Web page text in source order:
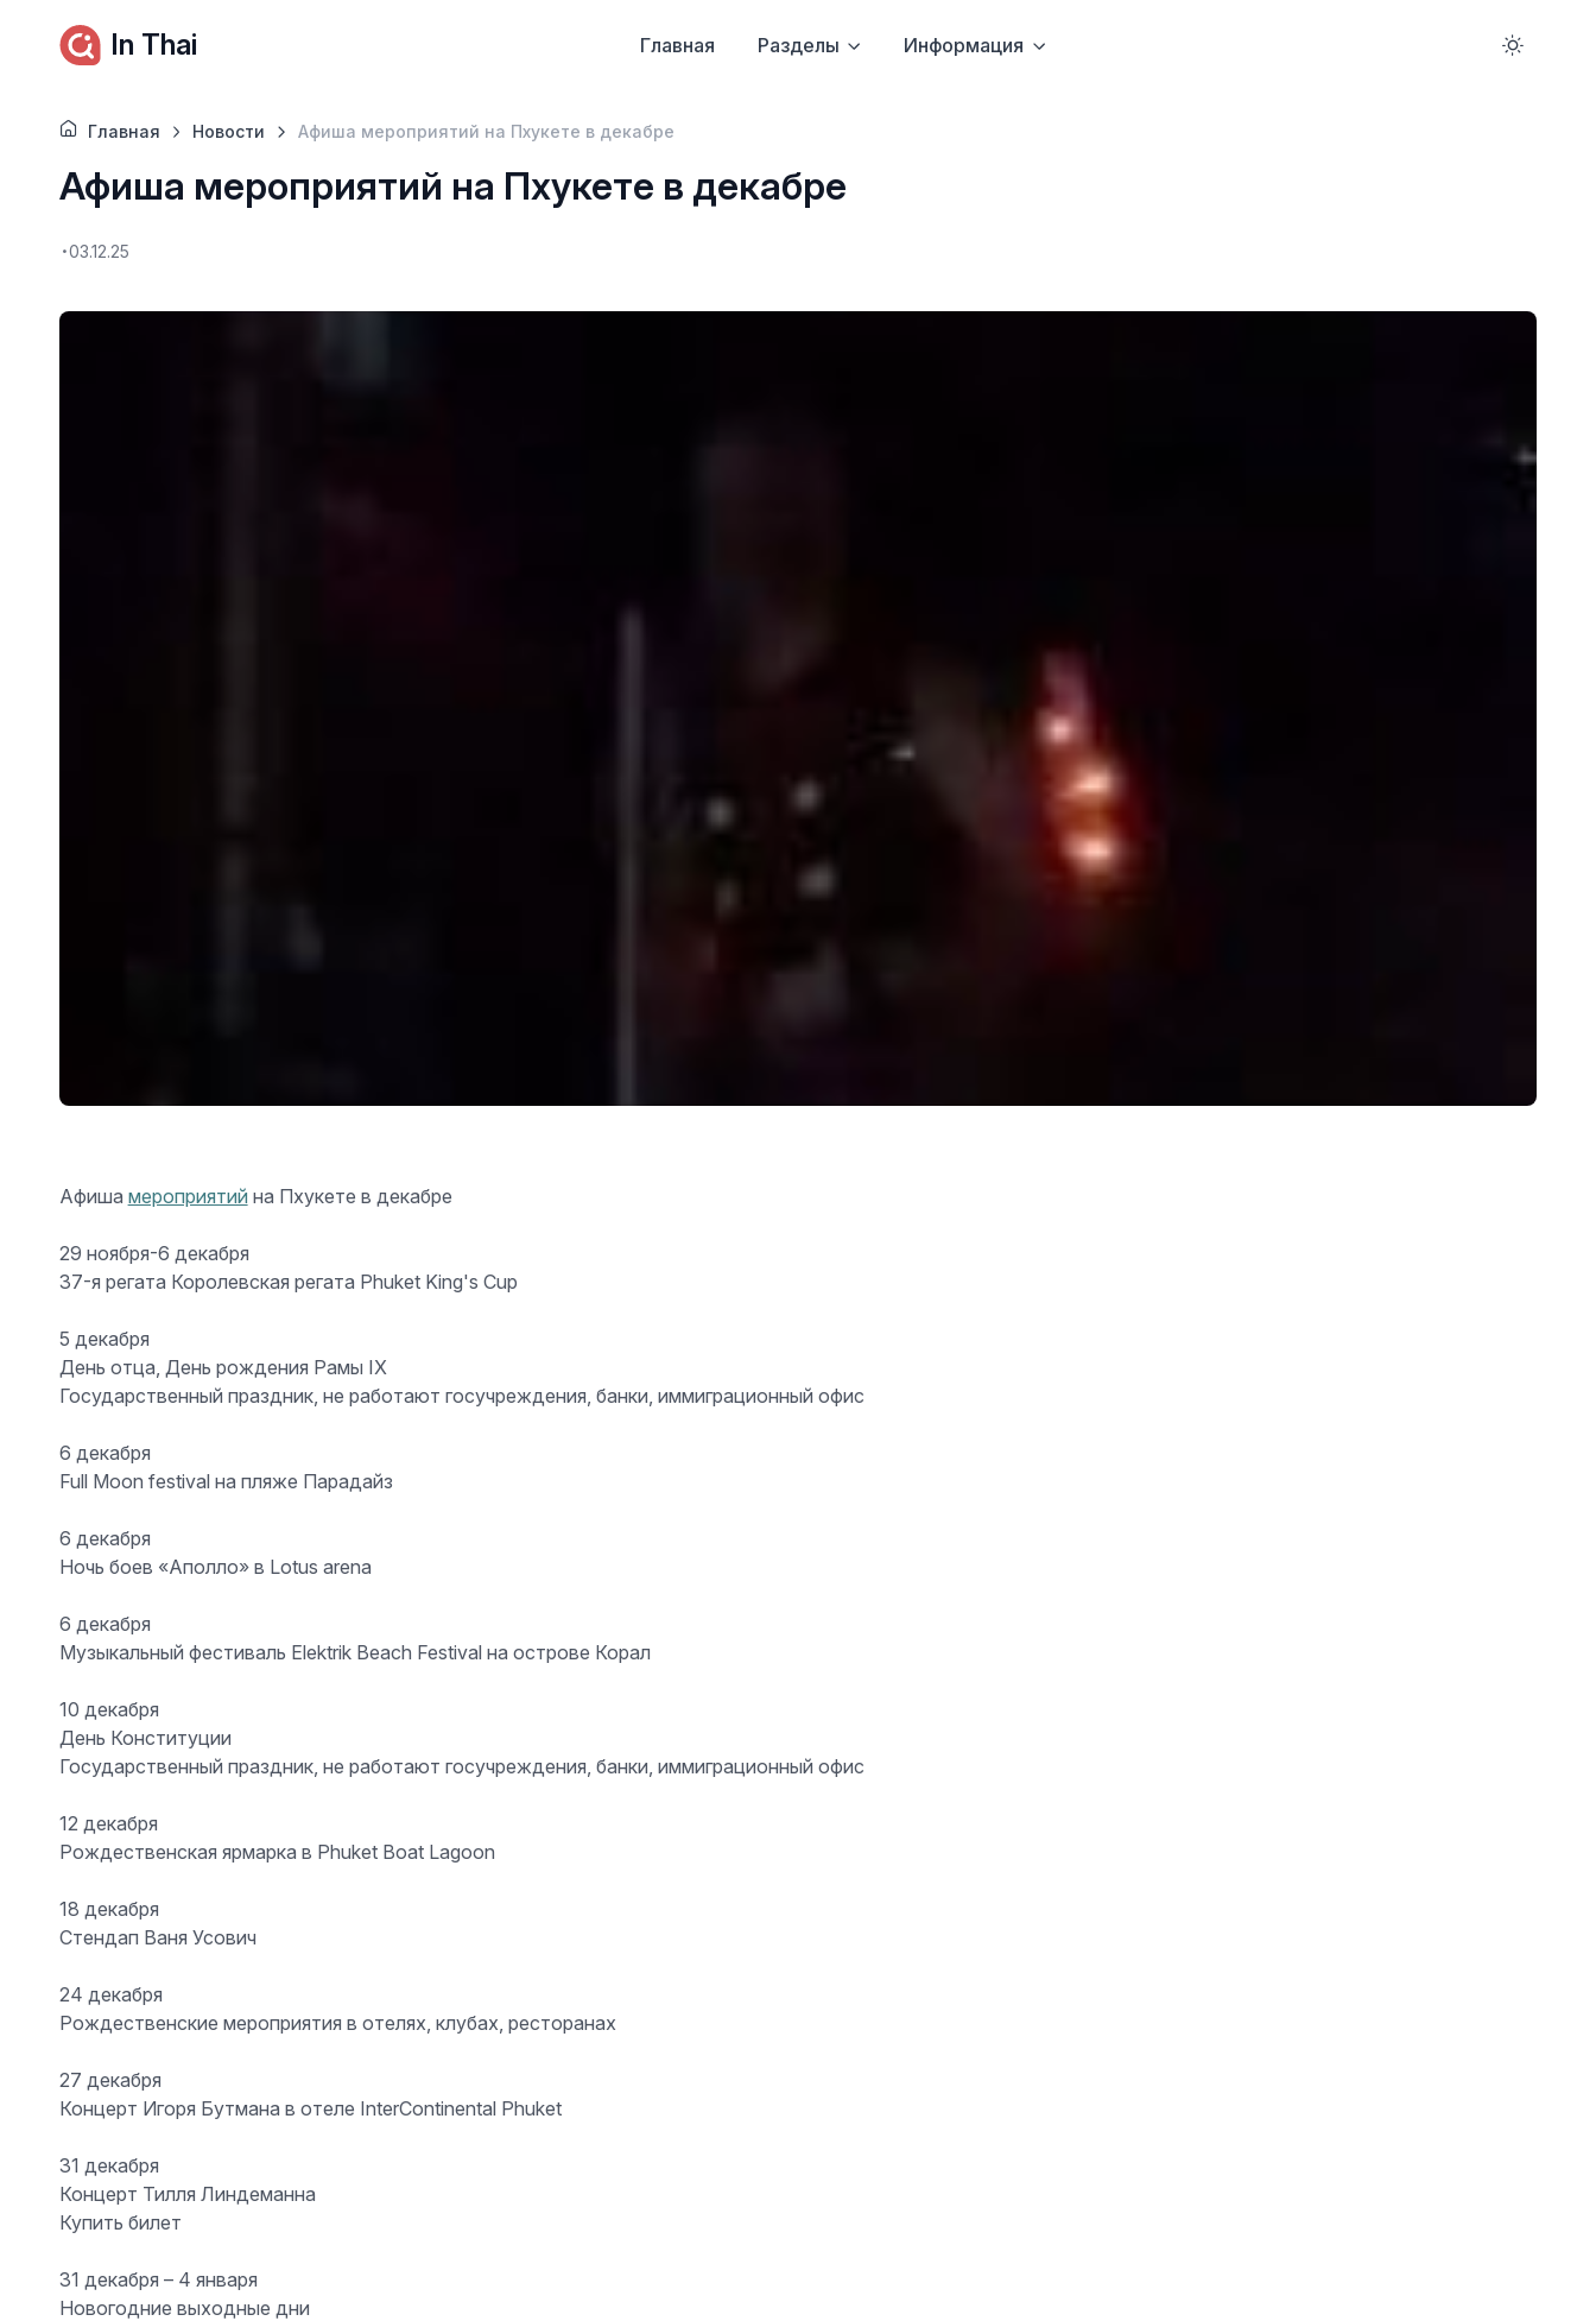
In Thai Главная Разделы Информация
Главная Новости Афиша мероприятий на Пхукете в декабре
Афиша мероприятий на Пхукете в декабре
03.12.25
Афиша мероприятий на Пхукете в декабре
29 ноября-6 декабря
37-я регата Королевская регата Phuket King's Cup
5 декабря
День отца, День рождения Рамы IX
Государственный праздник, не работают госучреждения, банки, иммиграционный офис
6 декабря
Full Moon festival на пляже Парадайз
6 декабря
Ночь боев «Аполло» в Lotus arena
6 декабря
Музыкальный фестиваль Elektrik Beach Festival на острове Корал
10 декабря
День Конституции
Государственный праздник, не работают госучреждения, банки, иммиграционный офис
12 декабря
Рождественская ярмарка в Phuket Boat Lagoon
18 декабря
Стендап Ваня Усович
24 декабря
Рождественские мероприятия в отелях, клубах, ресторанах
27 декабря
Концерт Игоря Бутмана в отеле InterContinental Phuket
31 декабря
Концерт Тилля Линдеманна
Купить билет
31 декабря – 4 января
Новогодние выходные дни